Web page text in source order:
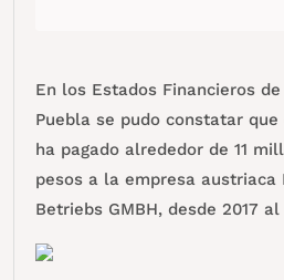
En los Estados Financieros
Puebla se pudo constatar
ha pagado alrededor de 11
pesos a la empresa austriaca
Betriebs GMBH, desde 2017 al